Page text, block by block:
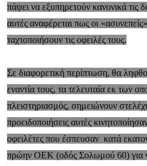
πάψει να εξυπηρετούν κανονικά τις
αυτές αναφέρεται πως οι
ταχτοποιήσουν τις οφειλές τους.
Σε διαφορετική περίπτωση, θα
εναντία τους, τα τελευταία εκ των
πλειστηριασμός, σημειώνουν
προειδοποιήσεις αυτές
οφειλέτες που έσπευσαν κατά
πρώην ΟΕΚ (οδός Σολωμού 60) για